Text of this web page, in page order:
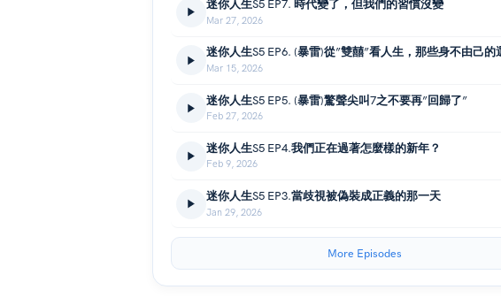
迷你人生S5 EP7. 時代變了，但我們的習慣沒變
Mar 27, 2026
Mar 15, 2026
迷你人生S5 EP5. (暴雷)驚聲尖叫7之不要再”回歸了”
Feb 27, 2026
迷你人生S5 EP4.我們正在過著怎麼樣的新年？
Feb 9, 2026
迷你人生S5 EP3.當歧視被偽裝成正義的那一天
Jan 29, 2026
More Episodes